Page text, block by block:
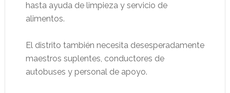
hasta ayuda de limpieza y servicio de
alimentos.
El distrito también necesita desesperadamente
maestros suplentes, conductores de
autobuses y personal de apoyo.